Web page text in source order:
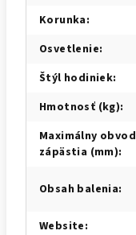
Korunka:
Osvetlenie:
Štýl hodiniek:
Hmotnosť (kg):
Maximálny obvod
zápästia (mm):
Obsah balenia:
Website: